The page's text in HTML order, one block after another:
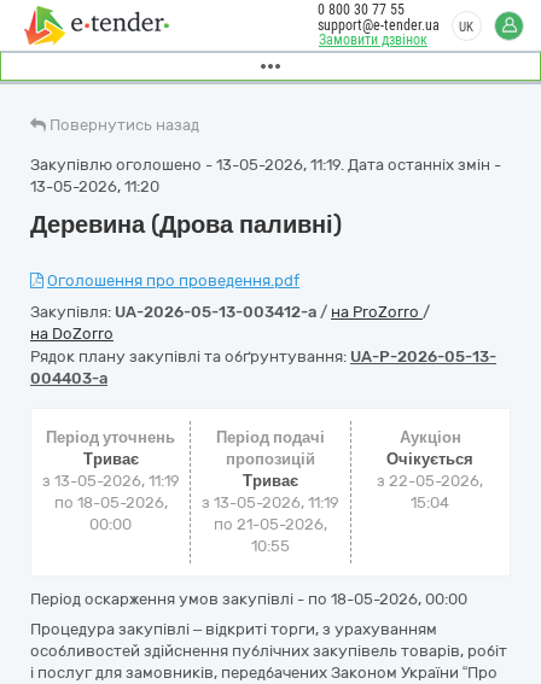
Замовити дзвінок
0 800 30 77 55
support@e-tender.ua
UK
Повернутись назад
Закупівлю оголошено - 13-05-2026, 11:19. Дата останніх змін -
13-05-2026, 11:20
Деревина (Дрова паливні)
Оголошення про проведення.pdf
Закупівля: UA-2026-05-13-003412-a / на ProZorro /
на DoZorro
Рядок плану закупівлі та обґрунтування: UA-P-2026-05-13-
004403-a
Період уточнень
Триває
з 13-05-2026, 11:19
по 18-05-2026,
00:00
Період подачі
пропозицій
Триває
з 13-05-2026, 11:19
по 21-05-2026,
10:55
Аукціон
Очікується
з22-05-2026,
15:04
Період оскарження умов закупівлі - по 18-05-2026, 00:00
Процедура закупівлі – відкриті торги, з урахуванням
особливостей здійснення публічних закупівель товарів, робіт
і послуг для замовників, передбачених Законом України “Про